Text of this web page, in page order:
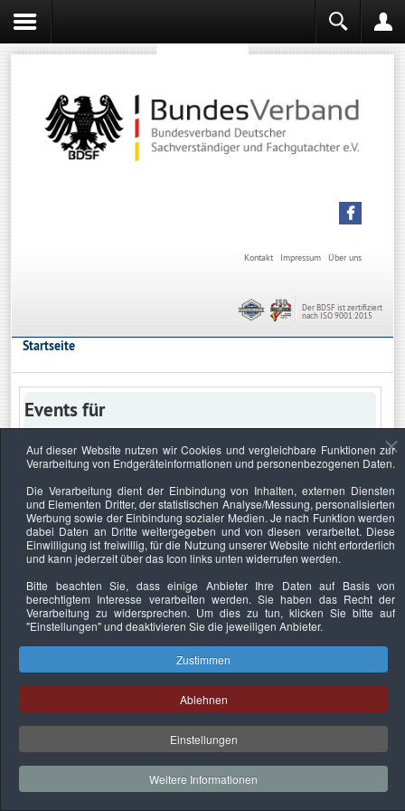
Über uns
Impressum
Kontakt
Der BDSF ist zertifiziert
nach ISO 9001:2015
Startseite
Events für
Keine Termine
Datenschutzerklärung Urheberrechtsnachweise Nachhaltigkeit
Copyright © 2026. Bundesverband Deutscher
Sachverständiger und Fachgutachter e.V..
Auf dieser Website nutzen wir Cookies und vergleichbare Funktionen zur
Verarbeitung von Endgeräteinformationen und personenbezogenen Daten.
Die Verarbeitung dient der Einbindung von Inhalten, externen Diensten
und Elementen Dritter, der statistischen Analyse/Messung, personalisierten
Werbung sowie der Einbindung sozialer Medien. Je nach Funktion werden
dabei Daten an Dritte weitergegeben und von diesen verarbeitet. Diese
Einwilligung ist freiwillig, für die Nutzung unserer Website nicht erforderlich
und kann jederzeit über das Icon links unten widerrufen werden.
Bitte beachten Sie, dass einige Anbieter Ihre Daten auf Basis von
berechtigtem Interesse verarbeiten werden. Sie haben das Recht der
Verarbeitung zu widersprechen. Um dies zu tun, klicken Sie bitte auf
"Einstellungen"und deaktivieren Sie die jeweiligen Anbieter.
Zustimmen
Ablehnen
Einstellungen
Weitere Informationen